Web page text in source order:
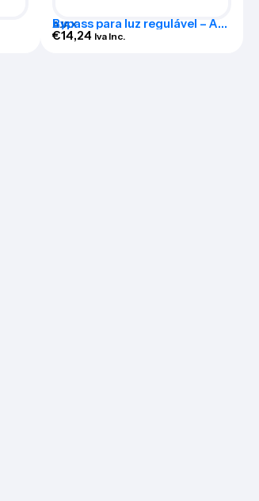
AJAX
Bypass para luz regulável – AJ-
BYPASS-DIMMER
€14,24 Iva Inc.